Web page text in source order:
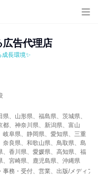
広告代理店
長環境✨
、山形県、福島県、茨城県、
、神奈川県、新潟県、富山
岐阜県、静岡県、愛知県、三重
良県、和歌山県、鳥取県、島
、香川県、愛媛県、高知県、福
、宮崎県、鹿児島県、沖縄県
務・受付、営業、出版/メディア/